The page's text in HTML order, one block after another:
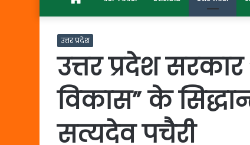
उत्तर प्रदेश
उत्तर प्रदेश
विकास” के
सत्यदेव पचैरी